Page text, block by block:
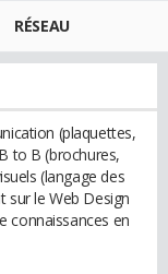
RÉSEAU
(plaquettes,
to B (brochures,
(langage des
sur le Web Design
connaissances en